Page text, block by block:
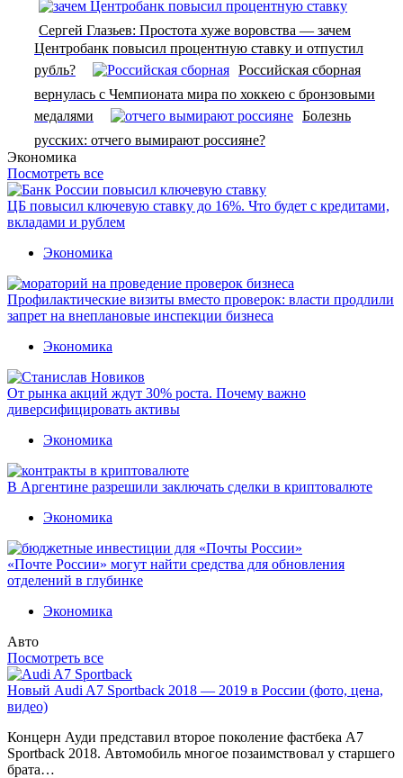
Сергей Глазьев: Простота хуже воровства — зачем
Центробанк повысил процентную ставку и отпустил
рубль?
Российская сборная
вернулась с Чемпионата мира по хоккею с бронзовыми
медалями
Болезнь
русских: отчего вымирают россияне?
Экономика
Посмотреть все
ЦБ повысил ключевую ставку до 16%. Что будет с кредитами,
вкладами и рублем
Экономика
Профилактические визиты вместо проверок: власти продлили
запрет на внеплановые инспекции бизнеса
Экономика
От рынка акций ждут 30% роста. Почему важно
диверсифицировать активы
Экономика
В Аргентине разрешили заключать сделки в криптовалюте
Экономика
«Почте России» могут найти средства для обновления
отделений в глубинке
Экономика
Авто
Посмотреть все
Новый Audi A7 Sportback 2018 — 2019 в России (фото, цена,
видео)
Концерн Ауди представил второе поколение фастбека A7
Sportback 2018. Автомобиль многое позаимствовал у старшего
брата…